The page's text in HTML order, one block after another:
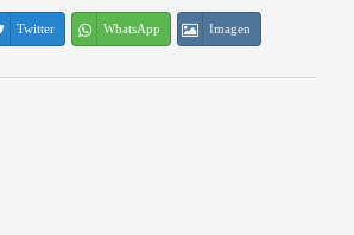
Twitter WhatsApp Imagen